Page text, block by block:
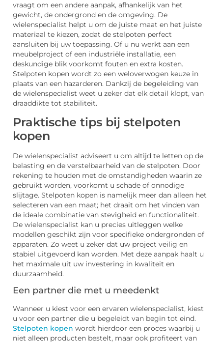
vraagt om een andere aanpak, afhankelijk van het
gewicht, de ondergrond en de omgeving. De
wielenspecialist helpt u om de juiste maat en het juiste
materiaal te kiezen, zodat de stelpoten perfect
aansluiten bij uw toepassing. Of u nu werkt aan een
meubelproject of een industriële installatie, een
deskundige blik voorkomt fouten en extra kosten.
Stelpoten kopen wordt zo een weloverwogen keuze in
plaats van een hazarderen. Dankzij de begeleiding van
de wielenspecialist weet u zeker dat elk detail klopt, van
draaddikte tot stabiliteit.
Praktische tips bij stelpoten
kopen
De wielenspecialist adviseert u om altijd te letten op de
belasting en de verstelbaarheid van de stelpoten. Door
rekening te houden met de omstandigheden waarin ze
gebruikt worden, voorkomt u schade of onnodige
slijtage. Stelpoten kopen is namelijk meer dan alleen het
selecteren van een maat; het draait om het vinden van
de ideale combinatie van stevigheid en functionaliteit.
De wielenspecialist kan u precies uitleggen welke
modellen geschikt zijn voor specifieke ondergronden of
apparaten. Zo weet u zeker dat uw project veilig en
stabiel uitgevoerd kan worden. Met deze aanpak haalt u
het maximale uit uw investering in kwaliteit en
duurzaamheid.
Een partner die met u meedenkt
Wanneer u kiest voor een ervaren wielenspecialist, kiest
u voor een partner die u begeleidt van begin tot eind.
Stelpoten kopen wordt hierdoor een proces waarbij u
niet alleen producten bestelt, maar ook profiteert van